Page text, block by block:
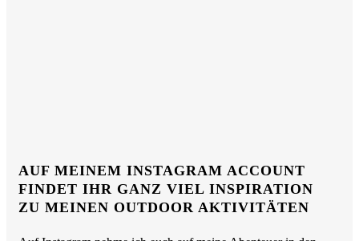
AUF MEINEM INSTAGRAM ACCOUNT
FINDET IHR GANZ VIEL INSPIRATION
ZU MEINEN OUTDOOR AKTIVITÄTEN